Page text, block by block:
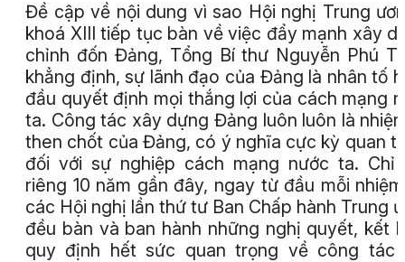
Đề cập về nội dung vì sao Hội nghị Trung
khoá XIII tiếp tục bàn về việc đẩy mạnh xây
chỉnh đốn Đảng, Tổng Bí thư Nguyễn Phú
khẳng định, sự lãnh đạo của Đảng là nhân tố
đầu quyết định mọi thắng lợi của cách mạng
ta. Công tác xây dựng Đảng luôn luôn là
then chốt của Đảng, có ý nghĩa cực kỳ quan
đối với sự nghiệp cách mạng nước ta. Chỉ
riêng 10 năm gần đây, ngay từ đầu mỗi
các Hội nghị lần thứ tư Ban Chấp hành Trung
đều bàn và ban hành những nghị quyết, kết
quy định hết sức quan trọng về công tác